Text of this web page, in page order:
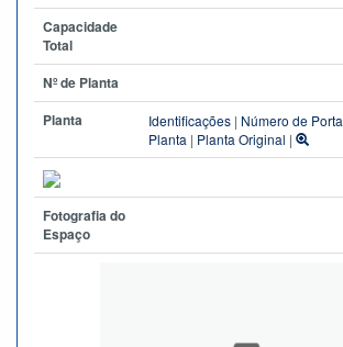
Capacidade
Total
Nº de Planta
Planta
Identificações | Número de Porta
Planta | Planta Original |
Fotografia do
Espaço